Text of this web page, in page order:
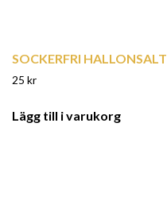
SOCKERFRI HALLONSALT
25 kr
Lägg till i varukorg